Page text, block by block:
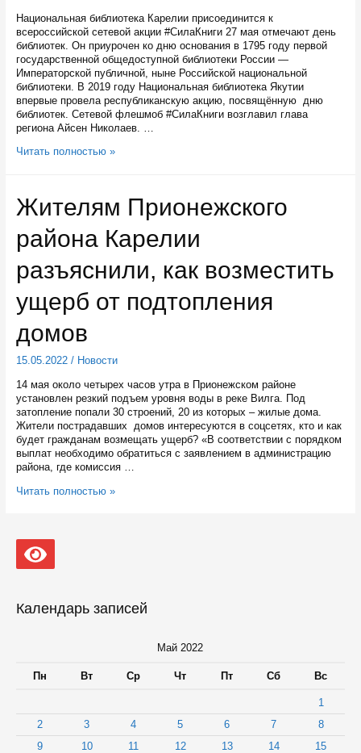
Национальная библиотека Карелии присоединится к
всероссийской сетевой акции #СилаКниги 27 мая отмечают день
библиотек. Он приурочен ко дню основания в 1795 году первой
государственной общедоступной библиотеки России —
Императорской публичной, ныне Российской национальной
библиотеки. В 2019 году Национальная библиотека Якутии
впервые провела республиканскую акцию, посвящённую дню
библиотек. Сетевой флешмоб #СилаКниги возглавил глава
региона Айсен Николаев. …
27
Карелии
известные
люди
будут
вслух
из
книг
Читать полностью »
Жителям Прионежского
района Карелии
разъяснили, как возместить
ущерб от подтопления
домов
15.05.2022/ Новости
14 мая около четырех часов утра в Прионежском районе
установлен резкий подъем уровня воды в реке Вилга. Под
затопление попали 30 строений, 20 из которых – жилые дома.
Жители пострадавших домов интересуются в соцсетях, кто и как
будет гражданам возмещать ущерб? «В соответствии с порядком
выплат необходимо обратиться с заявлением в администрацию
района, где комиссия …
Жителям
разъяснили,
как
возместить
подтопления
Читать полностью »
Календарь записей
Май 2022
Пн Вт Ср Чт Пт Сб Вс
1
2
3 4 5 6 7
8
9
10 11 12 13 14
15